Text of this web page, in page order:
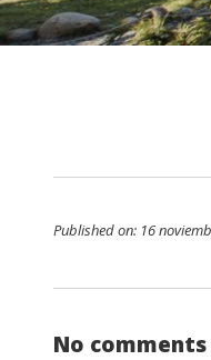
Published on: 16
No